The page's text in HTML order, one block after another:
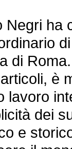
Negri ha
di
è
lavoro
dei
e